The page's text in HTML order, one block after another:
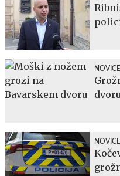
NOVICE
NOVICE